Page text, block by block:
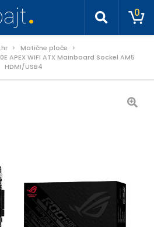
0
Matične ploče
APEX WIFI ATX Mainboard Sockel AM5
HDMI/USB4